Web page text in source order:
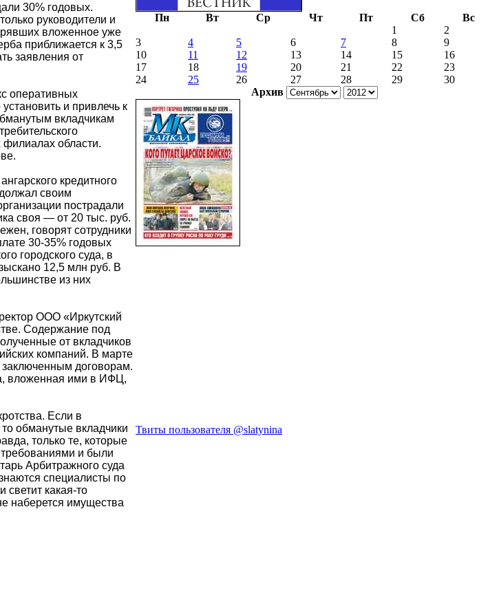
30% годовых.
руководители и
вложенное уже
приближается к 3,5
заявления от
оперативных
и привлечь к
вкладчикам
филиалах области.
кредитного
своим
пострадали
своя — от 20 тыс. руб.
говорят сотрудники
30-35% годовых
городского суда, в
12,5 млн руб. В
из них
ООО «Иркутский
Содержание под
от вкладчиков
компаний. В марте
договорам.
вложенная ими в ИФЦ,
Если в
обманутые вкладчики
только те, которые
и были
Арбитражного суда
специалисты по
какая-то
наберется имущества
Пн Вт Ср Чт Пт Сб
Вс
1
2
3
4 5 6 7 8
9
10
11 12 13 14 15
16
17
18 19 20 21 22
23
24
25 26 27 28 29
30
Архив
Твиты пользователя @slatynina